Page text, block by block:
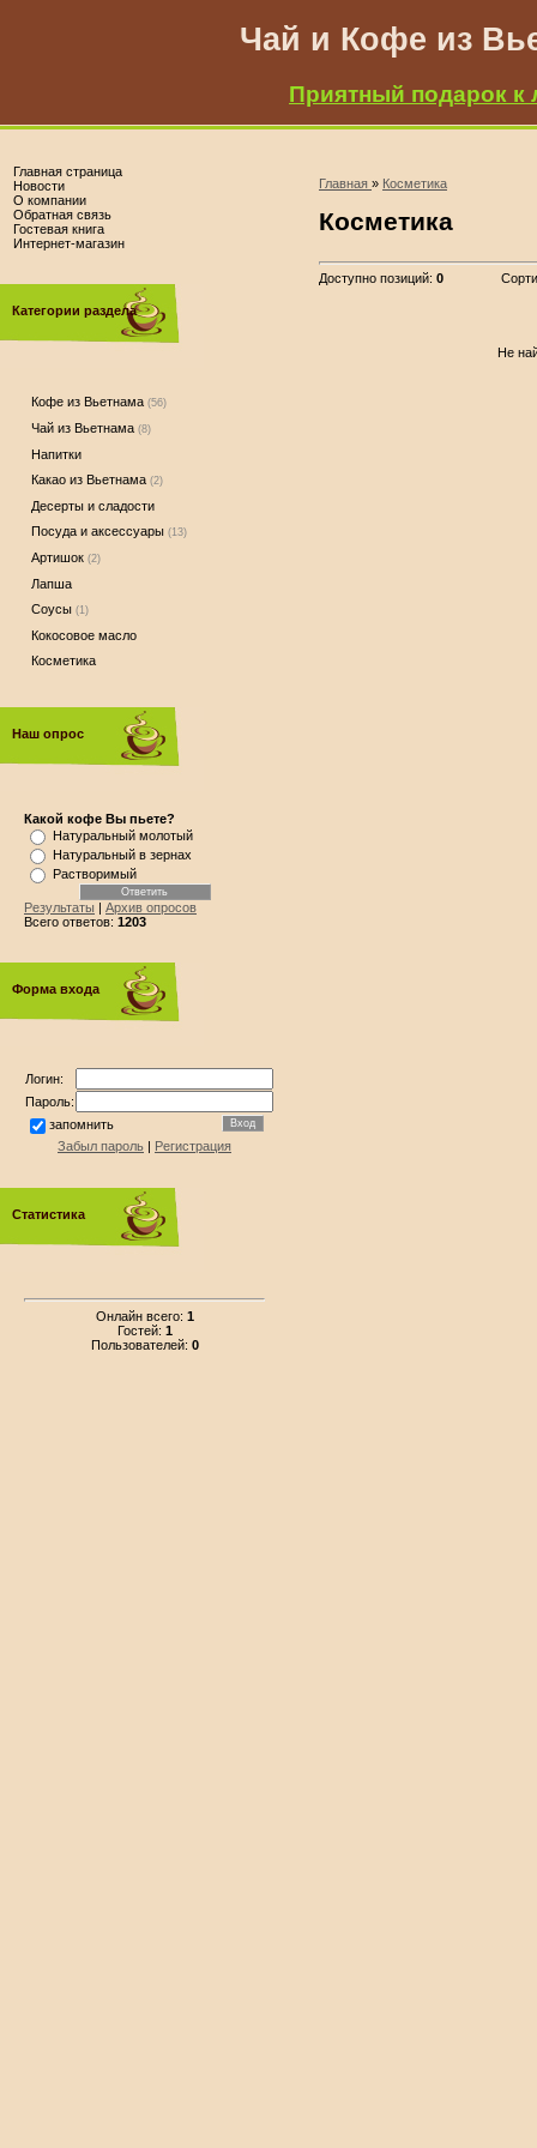
Чай и Кофе из
Приятный подарок к
Главная страница
Новости
О компании
Обратная связь
Гостевая книга
Интернет-магазин
Категории раздела
Кофе из Вьетнама (56)
Чай из Вьетнама (8)
Напитки
Какао из Вьетнама (2)
Десерты и сладости
Посуда и аксессуары (13)
Артишок (2)
Лапша
Соусы (1)
Кокосовое масло
Косметика
Наш опрос
Какой кофе Вы пьете?
Натуральный молотый
Натуральный в зернах
Растворимый
Результаты | Архив опросов
Всего ответов: 1203
Форма входа
Логин:
Пароль:
запомнить
Забыл пароль | Регистрация
Статистика
Онлайн всего: 1
Гостей: 1
Пользователей: 0
Главная » Косметика
Косметика
Доступно позиций: 0
Не